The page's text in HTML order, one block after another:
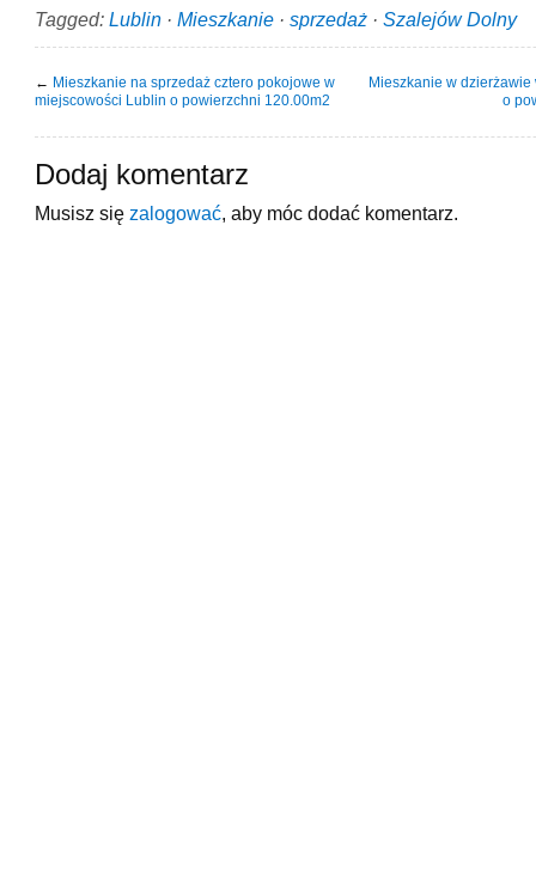
Tagged: Lublin · Mieszkanie · sprzedaż · Szalejów Dolny
← Mieszkanie na sprzedaż cztero pokojowe w
miejscowości Lublin o powierzchni 120.00m2
Mieszkanie w
o
Dodaj komentarz
Musisz się zalogować , aby móc dodać komentarz.